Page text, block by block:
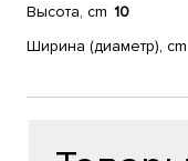
Высота, cm 10
Ширина (диаметр), cm